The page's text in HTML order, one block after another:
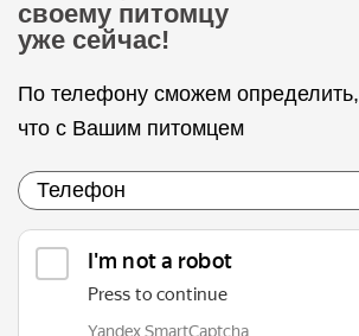
своему питомцу
уже сейчас!
По телефону сможем определить,
что с Вашим питомцем